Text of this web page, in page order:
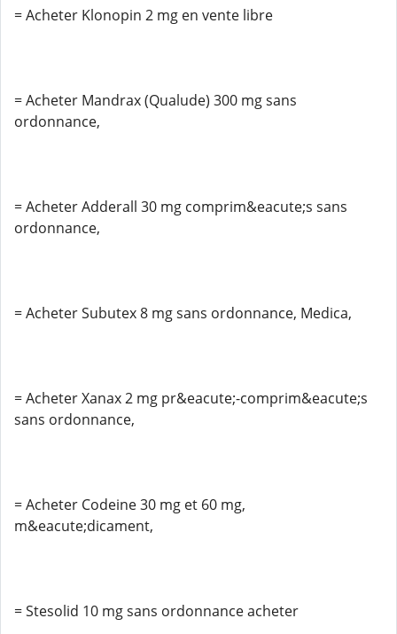
= Acheter Klonopin 2 mg en vente libre
= Acheter Mandrax (Qualude) 300 mg sans
ordonnance,
= Acheter Adderall 30 mg comprim&eacute;s sans
ordonnance,
= Acheter Subutex 8 mg sans ordonnance, Medica,
= Acheter Xanax 2 mg pr&eacute;-comprim&eacute;s
sans ordonnance,
= Acheter Codeine 30 mg et 60 mg,
m&eacute;dicament,
= Stesolid 10 mg sans ordonnance acheter